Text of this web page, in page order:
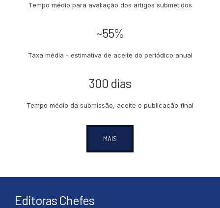
Tempo médio para avaliação dos artigos submetidos
~55%
Taxa média - estimativa de aceite do periódico anual
300 dias
Tempo médio da submissão, aceite e publicação final
MAIS
Editoras Chefes